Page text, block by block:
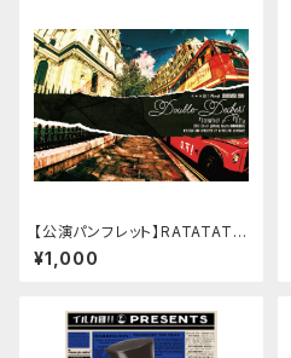
【公演パンフレット】RATATATT
AT! Vol.7 DOUBLE DECKER!
『Q.T!』&『ScrewYou!!』
¥1,000